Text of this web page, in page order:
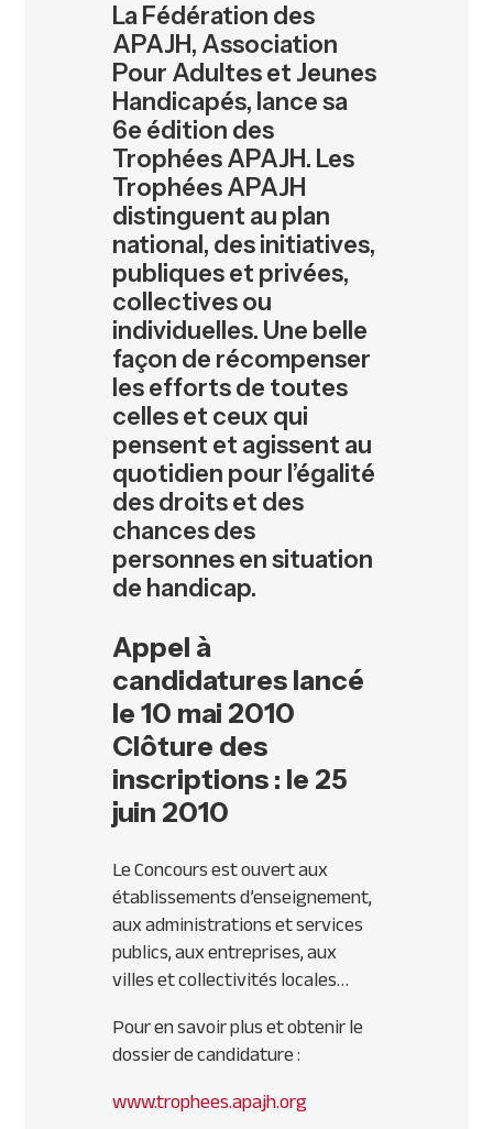
La Fédération des
APAJH, Association
Pour Adultes et Jeunes
Handicapés, lance sa
6e édition des
Trophées APAJH. Les
Trophées APAJH
distinguent au plan
national, des initiatives,
publiques et privées,
collectives ou
individuelles. Une belle
façon de récompenser
les efforts de toutes
celles et ceux qui
pensent et agissent au
quotidien pour l’égalité
des droits et des
chances des
personnes en situation
de handicap.
Appel à
candidatures lancé
le 10 mai 2010
Clôture des
inscriptions : le 25
juin 2010
Le Concours est ouvert aux
établissements d’enseignement,
aux administrations et services
publics, aux entreprises, aux
villes et collectivités locales…
Pour en savoir plus et obtenir le
dossier de candidature :
www.trophees.apajh.org